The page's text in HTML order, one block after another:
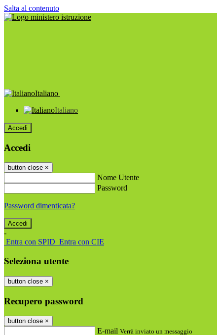
Salta al contenuto
Italiano
Italiano
Accedi
Accedi
button close ×
Nome Utente
Password
Password dimenticata?
-
Entra con SPID Entra con CIE
Seleziona utente
button close ×
Recupero password
button close ×
E-mail Verrà inviato un messaggio